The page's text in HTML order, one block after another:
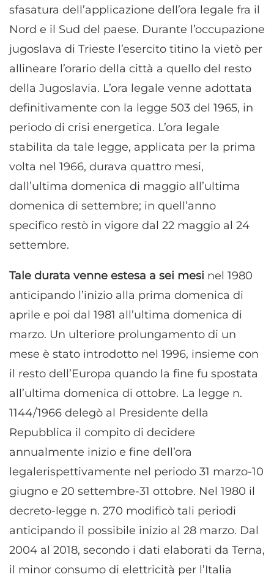
sfasatura dell’applicazione dell’ora legale fra il
Nord e il Sud del paese. Durante l’occupazione
jugoslava di Trieste l’esercito titino la vietò per
allineare l’orario della città a quello del resto
della Jugoslavia. L’ora legale venne adottata
definitivamente con la legge 503 del 1965, in
periodo di crisi energetica. L’ora legale
stabilita da tale legge, applicata per la prima
volta nel 1966, durava quattro mesi,
dall’ultima domenica di maggio all’ultima
domenica di settembre; in quell’anno
specifico restò in vigore dal 22 maggio al 24
settembre.
Tale durata venne estesa a sei mesi nel 1980
anticipando l’inizio alla prima domenica di
aprile e poi dal 1981 all’ultima domenica di
marzo. Un ulteriore prolungamento di un
mese è stato introdotto nel 1996, insieme con
il resto dell’Europa quando la fine fu spostata
all’ultima domenica di ottobre. La legge n.
1144/1966 delegò al Presidente della
Repubblica il compito di decidere
annualmente inizio e fine dell’ora
legalerispettivamente nel periodo 31 marzo-10
giugno e 20 settembre-31 ottobre. Nel 1980 il
decreto-legge n. 270 modificò tali periodi
anticipando il possibile inizio al 28 marzo. Dal
2004 al 2018, secondo i dati elaborati da Terna,
il minor consumo di elettricità per l’Italia